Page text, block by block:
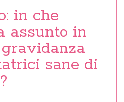
in che
assunto in
sane di